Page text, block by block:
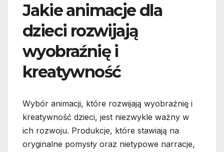
Jakie animacje dla
dzieci rozwijają
wyobraźnię i
kreatywność
Wybór animacji, które rozwijają wyobraźnię i
kreatywność dzieci, jest niezwykle ważny w
ich rozwoju. Produkcje, które stawiają na
oryginalne pomysły oraz nietypowe narracje,